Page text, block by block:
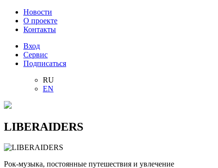
Новости
О проекте
Контакты
Вход
Сервис
Подписаться
RU
EN
LIBERAIDERS
Рок-музыка, постоянные путешествия и увлечение